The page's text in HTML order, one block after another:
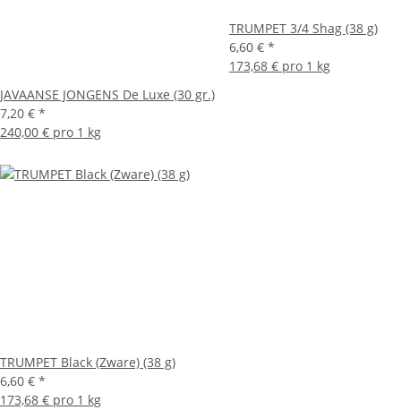
JAVAANSE JONGENS De Luxe (30 gr.)
7,20 € *
240,00 € pro 1 kg
TRUMPET 3/4 Shag (38 g)
6,60 € *
173,68 € pro 1 kg
TRUMPET Black (Zware) (38 g)
6,60 € *
173,68 € pro 1 kg